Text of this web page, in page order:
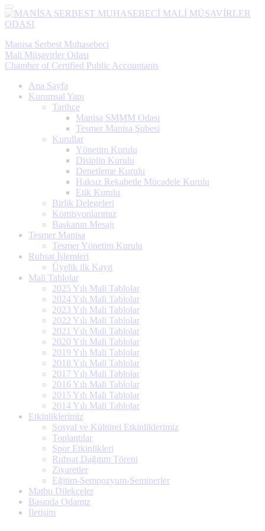
Menü
Manisa Serbest Muhasebeci
Mali Müşavirler Odası
Chamber of Certified Public Accountants
Ana Sayfa
Kurumsal Yapı
Tarihçe
Manisa SMMM Odası
Tesmer Manisa Şubesi
Kurullar
Yönetim Kurulu
Disiplin Kurulu
Denetleme Kurulu
Haksız Rekabetle Mücadele Kurulu
Etik Kurulu
Birlik Delegeleri
Komisyonlarımız
Başkanın Mesajı
Tesmer Manisa
Tesmer Yönetim Kurulu
Ruhsat İşlemleri
Üyelik ilk Kayıt
Mali Tablolar
2025 Yılı Mali Tablolar
2024 Yılı Mali Tablolar
2023 Yılı Mali Tablolar
2022 Yılı Mali Tablolar
2021 Yılı Mali Tablolar
2020 Yılı Mali Tablolar
2019 Yılı Mali Tablolar
2018 Yılı Mali Tablolar
2017 Yılı Mali Tablolar
2016 Yılı Mali Tablolar
2015 Yılı Mali Tablolar
2014 Yılı Mali Tablolar
Etkinliklerimiz
Sosyal ve Kültürel Etkinliklerimiz
Toplantılar
Spor Etkinlikleri
Ruhsat Dağıtım Töreni
Ziyaretler
Eğitim-Sempozyum-Seminerler
Matbu Dilekçeler
Basında Odamız
İletişim